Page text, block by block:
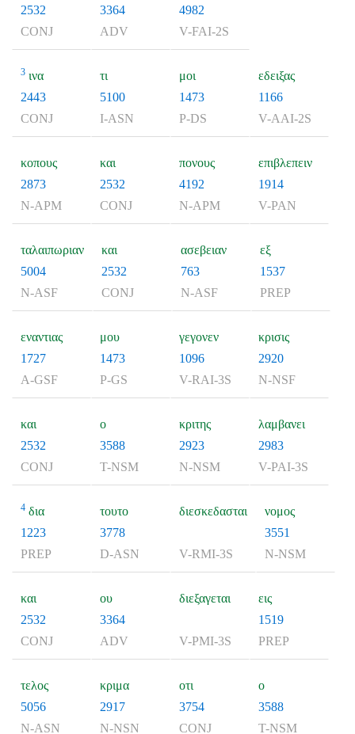
2532
CONJ
3364
ADV
4982
V-FAI-2S
3 ινα
2443
CONJ
τι
5100
I-ASN
μοι
1473
P-DS
εδειξας
1166
V-AAI-2S
κοπους
2873
N-APM
και
2532
CONJ
πονους
4192
N-APM
επιβλεπειν
1914
V-PAN
ταλαιπωριαν
5004
N-ASF
και
2532
CONJ
ασεβειαν
763
N-ASF
εξ
1537
PREP
εναντιας
1727
A-GSF
μου
1473
P-GS
γεγονεν
1096
V-RAI-3S
κρισις
2920
N-NSF
και
2532
CONJ
ο
3588
T-NSM
κριτης
2923
N-NSM
λαμβανει
2983
V-PAI-3S
4 δια
1223
PREP
τουτο
3778
D-ASN
διεσκεδασται
V-RMI-3S
νομος
3551
N-NSM
και
2532
CONJ
ου
3364
ADV
διεξαγεται
V-PMI-3S
εις
1519
PREP
τελος
5056
N-ASN
κριμα
2917
N-NSN
οτι
3754
CONJ
ο
3588
T-NSM